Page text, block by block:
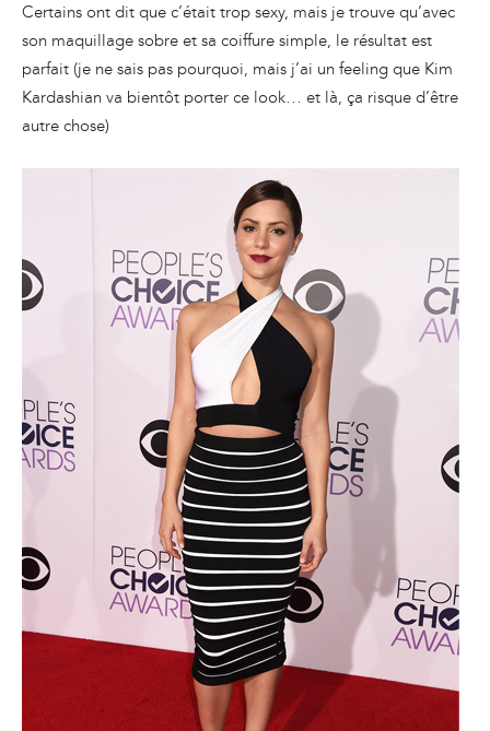
Certains ont dit que c’était trop sexy, mais je trouve qu’avec
son maquillage sobre et sa coiffure simple, le résultat est
parfait (je ne sais pas pourquoi, mais j’ai un feeling que Kim
Kardashian va bientôt porter ce look… et là, ça risque d’être
autre chose)